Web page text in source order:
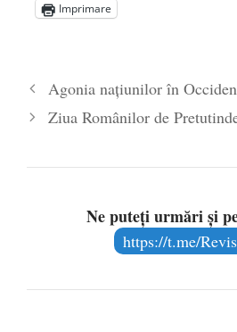
Imprimare
Agonia naţiunilor în
Ziua Românilor de
Ne puteți urmări și
https://t.me/